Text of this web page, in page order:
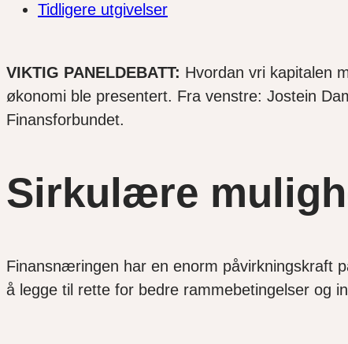
Tidligere utgivelser
VIKTIG PANELDEBATT: Hvordan vri kapitalen
økonomi ble presentert. Fra venstre: Jostein
Finansforbundet.
Sirkulære
Finansnæringen har en enorm påvirkningskraft
å legge til rette for bedre rammebetingelser og